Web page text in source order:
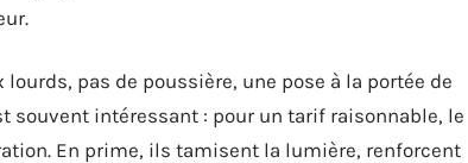
pas de poussière, une pose à la portée de
souvent intéressant : pour un tarif raisonnable, le
En prime, ils tamisent la lumière, renforcent